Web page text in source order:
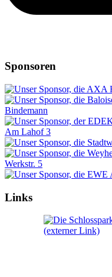
Sponsoren
Links